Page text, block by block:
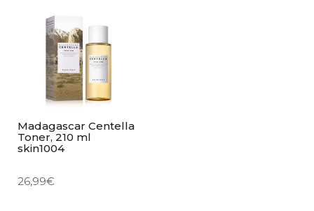
Madagascar Centella
Toner, 210 ml
skin1004
26,99€